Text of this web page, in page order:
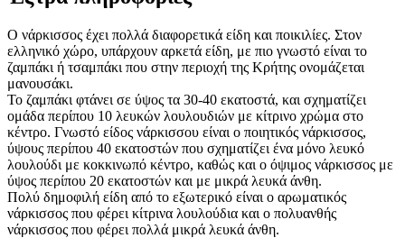
Ο νάρκισσος έχει πολλά διαφορετικά είδη και ποικιλίες. Στον
ελληνικό χώρο, υπάρχουν αρκετά είδη, με πιο γνωστό είναι το
ζαμπάκι ή τσαμπάκι που στην περιοχή της Κρήτης ονομάζεται
μανουσάκι.
Το ζαμπάκι φτάνει σε ύψος τα 30-40 εκατοστά, και σχηματίζει
ομάδα περίπου 10 λευκών λουλουδιών με κίτρινο χρώμα στο
κέντρο. Γνωστό είδος νάρκισσου είναι ο ποιητικός νάρκισσος,
ύψους περίπου 40 εκατοστών που σχηματίζει ένα μόνο λευκό
λουλούδι με κοκκινωπό κέντρο, καθώς και ο όψιμος νάρκισσος με
ύψος περίπου 20 εκατοστών και με μικρά λευκά άνθη.
Πολύ δημοφιλή είδη από το εξωτερικό είναι ο αρωματικός
νάρκισσος που φέρει κίτρινα λουλούδια και ο πολυανθής
νάρκισσος που φέρει πολλά μικρά λευκά άνθη.